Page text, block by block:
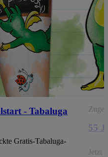
- Tabaluga
Gratis-Tabaluga-
55
Jetzt